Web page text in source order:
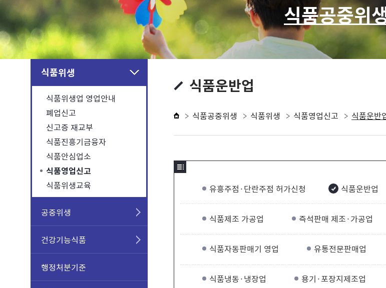
식품공중위
식품위생
식품위생업 영업안내
폐업신고
신고증 재교부
식품진흥기금융자
식품안심업소
식품영업신고
식품위생교육
공중위생
건강기능식품
행정처분기준
식품운반업
식품공중위생 식품위생 식품영업신고 식품운반
유흥주점·단란주점 허가신청 식품운반업
식품제조 가공업 즉석판매 제조·가공업
식품자동판매기 영업 유통전문판매업
식품냉동·냉장업 용기·포장지제조업